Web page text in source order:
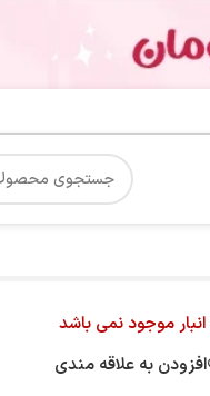
موجود نمی باشد
افزودن به علاقه مندی